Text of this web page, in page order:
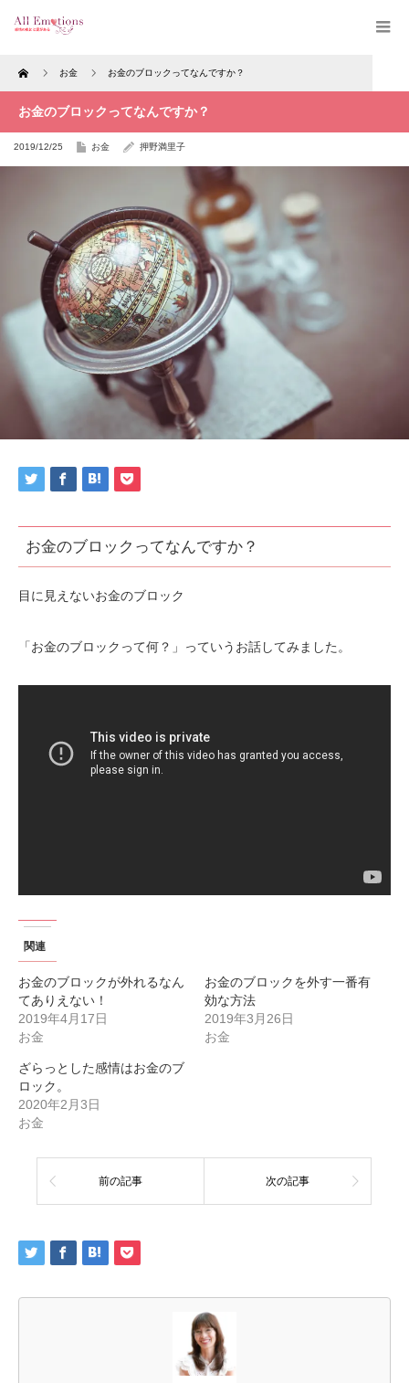
Home お金 お金のブロックってなんですか？
お金のブロックってなんですか？
2019/12/25 お金 押野満里子
お金のブロックってなんですか？
目に見えないお金のブロック
「お金のブロックって何？」っていうお話してみました。
関連
お金のブロックが外れるなん
てありえない！
2019年4月17日
お金
お金のブロックを外す一番有
効な方法
2019年3月26日
お金
ざらっとした感情はお金のブ
ロック。
2020年2月3日
お金
前の記事 次の記事